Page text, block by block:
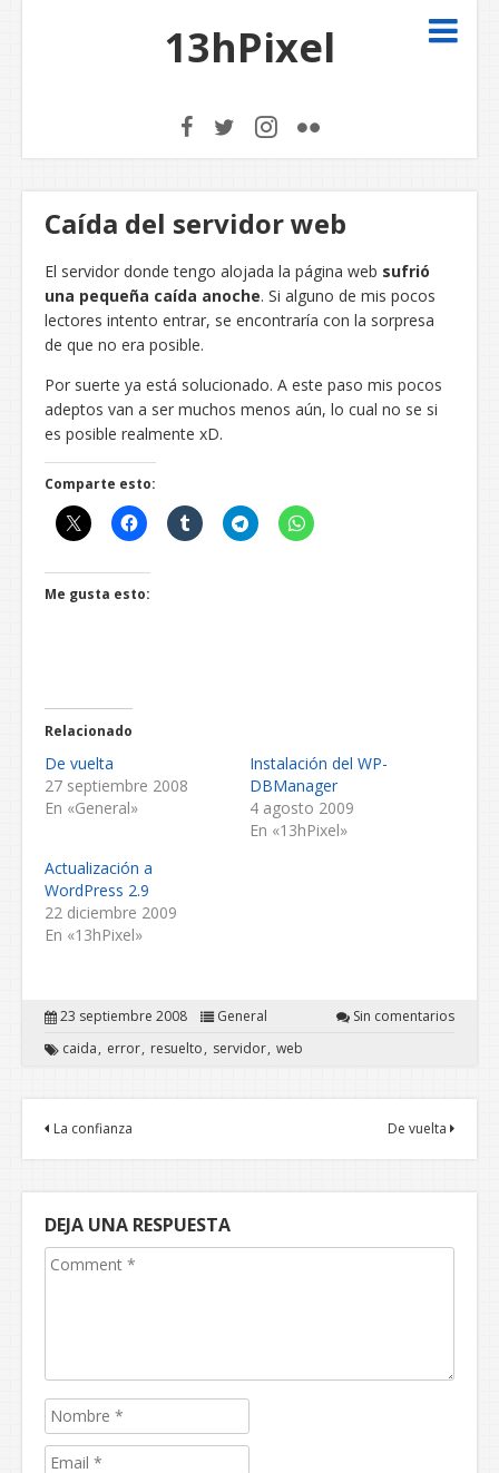
13hPixel
Caída del servidor web
El servidor donde tengo alojada la página web sufrió
una pequeña caída anoche. Si alguno de mis pocos
lectores intento entrar, se encontraría con la sorpresa
de que no era posible.
Por suerte ya está solucionado. A este paso mis pocos
adeptos van a ser muchos menos aún, lo cual no se si
es posible realmente xD.
Comparte esto:
Me gusta esto:
Relacionado
De vuelta
27 septiembre 2008
En «General»
Instalación del WP-
DBManager
4 agosto 2009
En «13hPixel»
Actualización a
WordPress 2.9
22 diciembre 2009
En «13hPixel»
23 septiembre 2008 General
Sin comentarios
caida
error resuelto servidor web
La confianza De vuelta
DEJA UNA RESPUESTA